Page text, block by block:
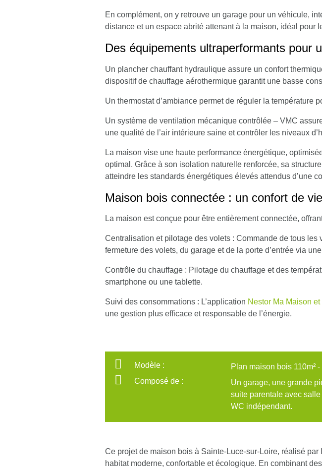
En complément, on y retrouve un garage pour un véhicule,
distance et un espace abrité attenant à la maison, idéal pour
Des équipements ultraperformants pour
Un plancher chauffant hydraulique assure un confort
dispositif de chauffage aérothermique garantit une basse
Un thermostat d’ambiance permet de réguler la température
Un système de ventilation mécanique contrôlée – VMC
une qualité de l’air intérieure saine et contrôler les niveaux
La maison vise une haute performance énergétique,
optimal. Grâce à son isolation naturelle renforcée, sa
atteindre les standards énergétiques élevés attendus d’une
Maison bois connectée : un confort de
La maison est conçue pour être entièrement connectée,
Centralisation et pilotage des volets : Commande de tous les
fermeture des volets, du garage et de la porte d’entrée via
Contrôle du chauffage : Pilotage du chauffage et des
smartphone ou une tablette.
Suivi des consommations : L’application Nestor Ma Maison et
une gestion plus efficace et responsable de l’énergie.
Modèle :
Plan maison bois 110m²
Composé de :
Un garage, une grande
suite parentale avec
WC indépendant.
Ce projet de maison bois à Sainte-Luce-sur-Loire, réalisé par
habitat moderne, confortable et écologique. En combinant